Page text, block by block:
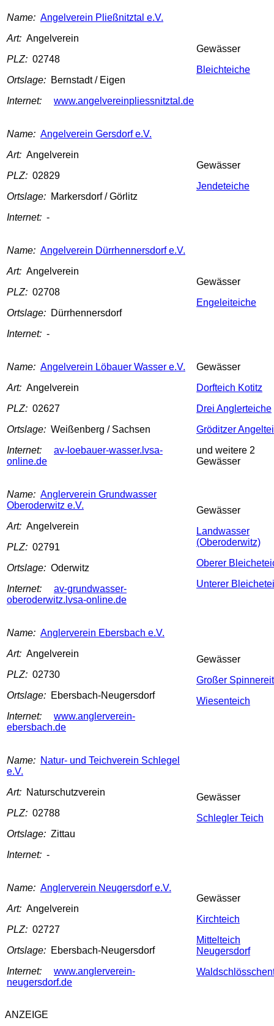
Name: Angelverein Pließnitztal e.V.
Art: Angelverein
PLZ: 02748
Ortslage: Bernstadt / Eigen
Internet:
www.angelvereinpliessnitztal.de
Gewässer
Bleichteiche
Name: Angelverein Gersdorf e.V.
Art: Angelverein
PLZ: 02829
Ortslage: Markersdorf / Görlitz
Internet: -
Gewässer
Jendeteiche
Name: Angelverein Dürrhennersdorf e.V.
Art: Angelverein
PLZ: 02708
Ortslage: Dürrhennersdorf
Internet: -
Gewässer
Engeleiteiche
Name: Angelverein Löbauer Wasser e.V.
Art: Angelverein
PLZ: 02627
Ortslage: Weißenberg / Sachsen
Internet:
av-loebauer-wasser.lvsa-
online.de
Gewässer
Dorfteich Kotitz
Drei Anglerteiche
Gröditzer
und weitere 2
Gewässer
Name: Anglerverein Grundwasser
Oberoderwitz e.V.
Art: Angelverein
PLZ: 02791
Ortslage: Oderwitz
Internet:
av-grundwasser-
oberoderwitz.lvsa-online.de
Gewässer
Landwasser
(Oberoderwitz)
Oberer
Unterer
Name: Anglerverein Ebersbach e.V.
Art: Angelverein
PLZ: 02730
Ortslage: Ebersbach-Neugersdorf
Internet:
www.anglerverein-
ebersbach.de
Gewässer
Großer
Wiesenteich
Name: Natur- und Teichverein Schlegel
e.V.
Art: Naturschutzverein
PLZ: 02788
Ortslage: Zittau
Internet: -
Gewässer
Schlegler Teich
Name: Anglerverein Neugersdorf e.V.
Art: Angelverein
PLZ: 02727
Ortslage: Ebersbach-Neugersdorf
Internet:
www.anglerverein-
neugersdorf.de
Gewässer
Kirchteich
Mittelteich
Neugersdorf
ANZEIGE